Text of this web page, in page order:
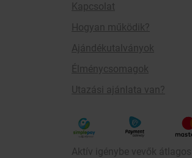
Kapcsolat
Hogyan működik?
Ajándékutalványok
Élménycsomagok
Utazási ajánlata van?
Aktív igénybe vevők